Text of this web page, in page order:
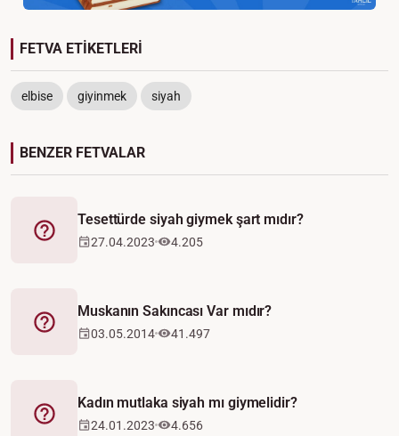
FETVA ETİKETLERİ
elbise giyinmek siyah
BENZER FETVALAR
Fetva
Tesettürde siyah giymek şart mıdır?
27.04.2023 4.205
Fetva
Muskanın Sakıncası Var mıdır?
03.05.2014 41.497
Fetva
Kadın mutlaka siyah mı giymelidir?
24.01.2023 4.656